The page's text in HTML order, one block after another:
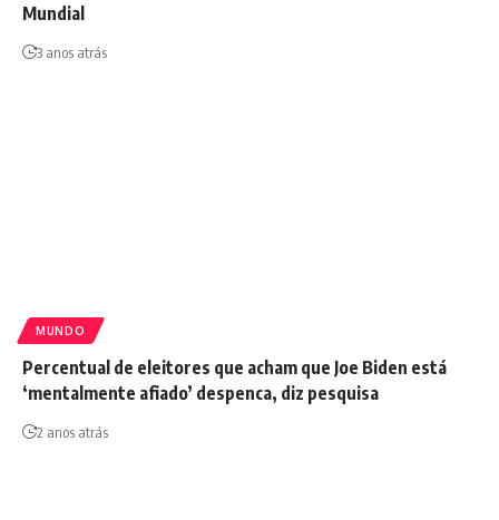
Mundial
3 anos atrás
MUNDO
Percentual de eleitores que acham que Joe Biden está
‘mentalmente afiado’ despenca, diz pesquisa
2 anos atrás